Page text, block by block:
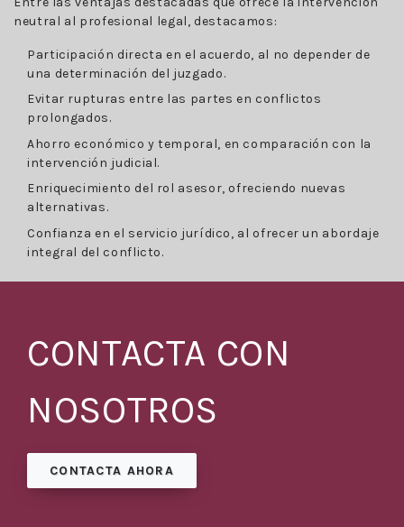
neutral al profesional legal, destacamos:
Participación directa en el acuerdo, al no depender de
una determinación del juzgado.
Evitar rupturas entre las partes en conflictos
prolongados.
Ahorro económico y temporal, en comparación con la
intervención judicial.
Enriquecimiento del rol asesor, ofreciendo nuevas
alternativas.
Confianza en el servicio jurídico, al ofrecer un abordaje
integral del conflicto.
CONTACTA CON
NOSOTROS
CONTACTA AHORA